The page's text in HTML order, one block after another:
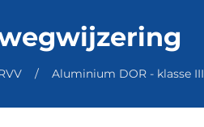
/ Aluminium DOR - klasse III